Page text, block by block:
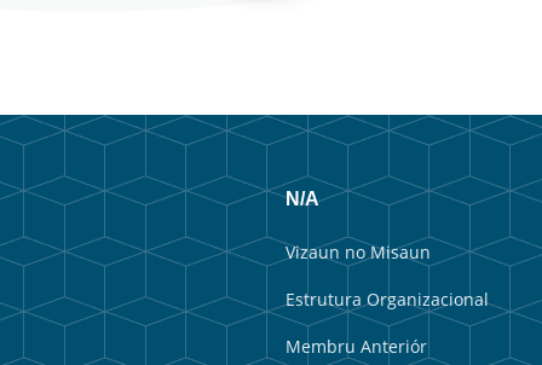
N/A
Vizaun no Misaun
Estrutura Organizacional
Membru Anteriór